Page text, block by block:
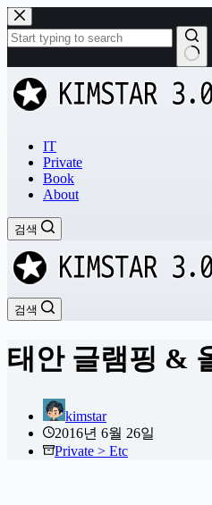
본
문
으
로
건
너
과
없
IT
Private
Book
About
검색
검색
태안 글램핑 &
kimstar
2016년 6월 26일
Private > Etc